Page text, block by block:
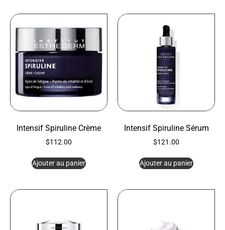
Intensif Spiruline Crème
$112.00
Ajouter au panier
Intensif Spiruline Sérum
$121.00
Ajouter au panier